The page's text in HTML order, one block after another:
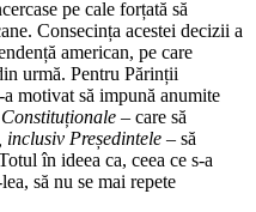
pe cale forțată să
Consecința acestei decizii a
american, pe care
urmă. Pentru Părinții
motivat să impună anumite
– care să
Președintele – să
în ideea ca, ceea ce s-a
să nu se mai repete